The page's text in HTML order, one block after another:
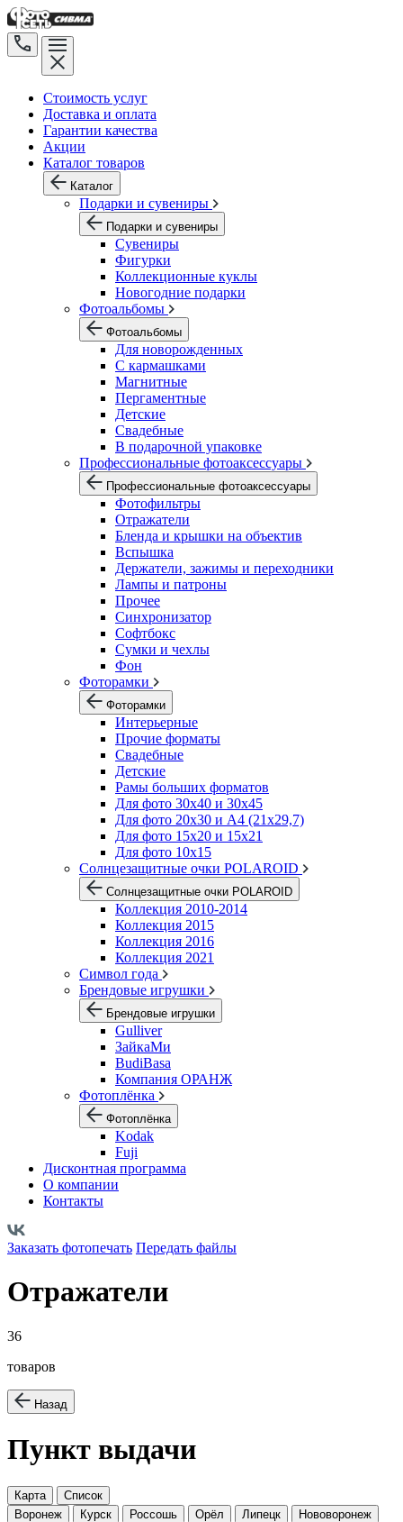
Стоимость услуг
Доставка и оплата
Гарантии качества
Акции
Каталог товаров
Каталог
Подарки и сувениры
Подарки и сувениры
Сувениры
Фигурки
Коллекционные куклы
Новогодние подарки
Фотоальбомы
Фотоальбомы
Для новорожденных
С кармашками
Магнитные
Пергаментные
Детские
Свадебные
В подарочной упаковке
Профессиональные фотоаксессуары
Профессиональные фотоаксессуары
Фотофильтры
Отражатели
Бленда и крышки на объектив
Вспышка
Держатели, зажимы и переходники
Лампы и патроны
Прочее
Синхронизатор
Софтбокс
Сумки и чехлы
Фон
Фоторамки
Фоторамки
Интерьерные
Прочие форматы
Свадебные
Детские
Рамы больших форматов
Для фото 30х40 и 30х45
Для фото 20х30 и А4 (21х29,7)
Для фото 15х20 и 15х21
Для фото 10х15
Солнцезащитные очки POLAROID
Солнцезащитные очки POLAROID
Коллекция 2010-2014
Коллекция 2015
Коллекция 2016
Коллекция 2021
Символ года
Брендовые игрушки
Брендовые игрушки
Gulliver
ЗайкаМи
BudiBasa
Компания ОРАНЖ
Фотоплёнка
Фотоплёнка
Kodak
Fuji
Дисконтная программа
О компании
Контакты
Заказать фотопечать Передать файлы
Отражатели
36
товаров
Назад
Пункт выдачи
Карта
Список
Воронеж
Курск Россошь Орёл Липецк
Нововоронеж